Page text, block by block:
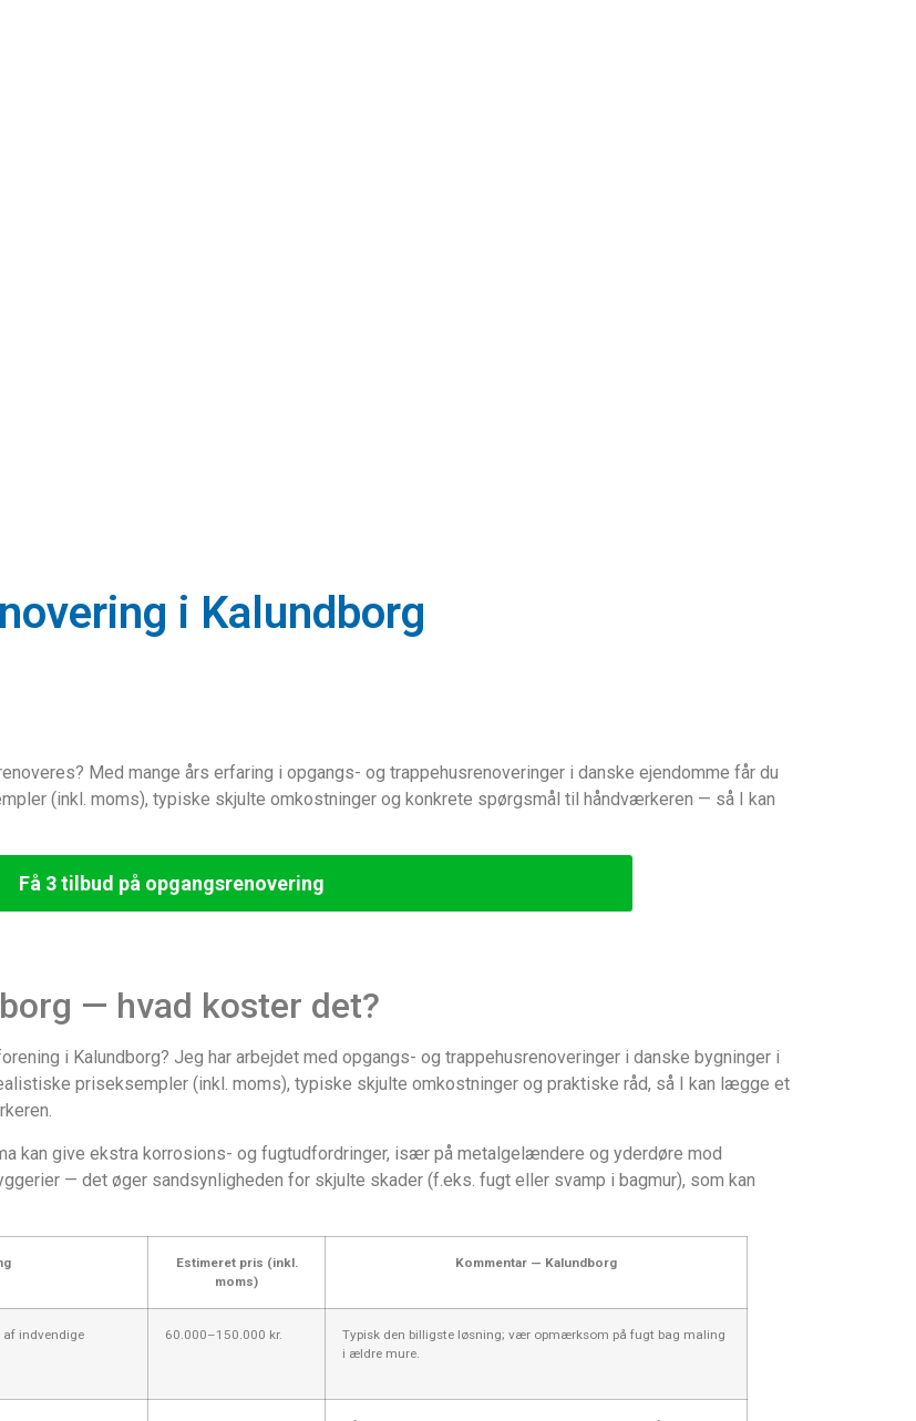
i Kalundborg
Med mange års erfaring i opgangs- og trappehusrenoveringer i danske ejendomme får du
(inkl. moms), typiske skjulte omkostninger og konkrete spørgsmål til håndværkeren — så I kan
Få 3 tilbud på opgangsrenovering
— hvad koster det?
i Kalundborg? Jeg har arbejdet med opgangs- og trappehusrenoveringer i danske bygninger i
priseksempler (inkl. moms), typiske skjulte omkostninger og praktiske råd, så I kan lægge et
kan give ekstra korrosions- og fugtudfordringer, især på metalgelændere og yderdøre mod
— det øger sandsynligheden for skjulte skader (f.eks. fugt eller svamp i bagmur), som kan
Estimeret pris (inkl.
moms)
Kommentar — Kalundborg
af indvendige
60.000–150.000 kr.
Typisk den billigste løsning; vær opmærksom på fugt bag maling
i ældre mure.